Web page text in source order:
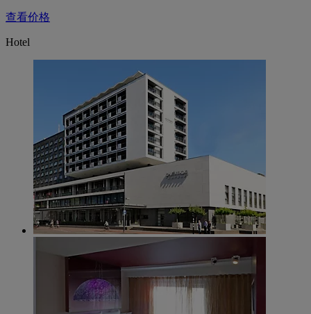
查看价格
Hotel